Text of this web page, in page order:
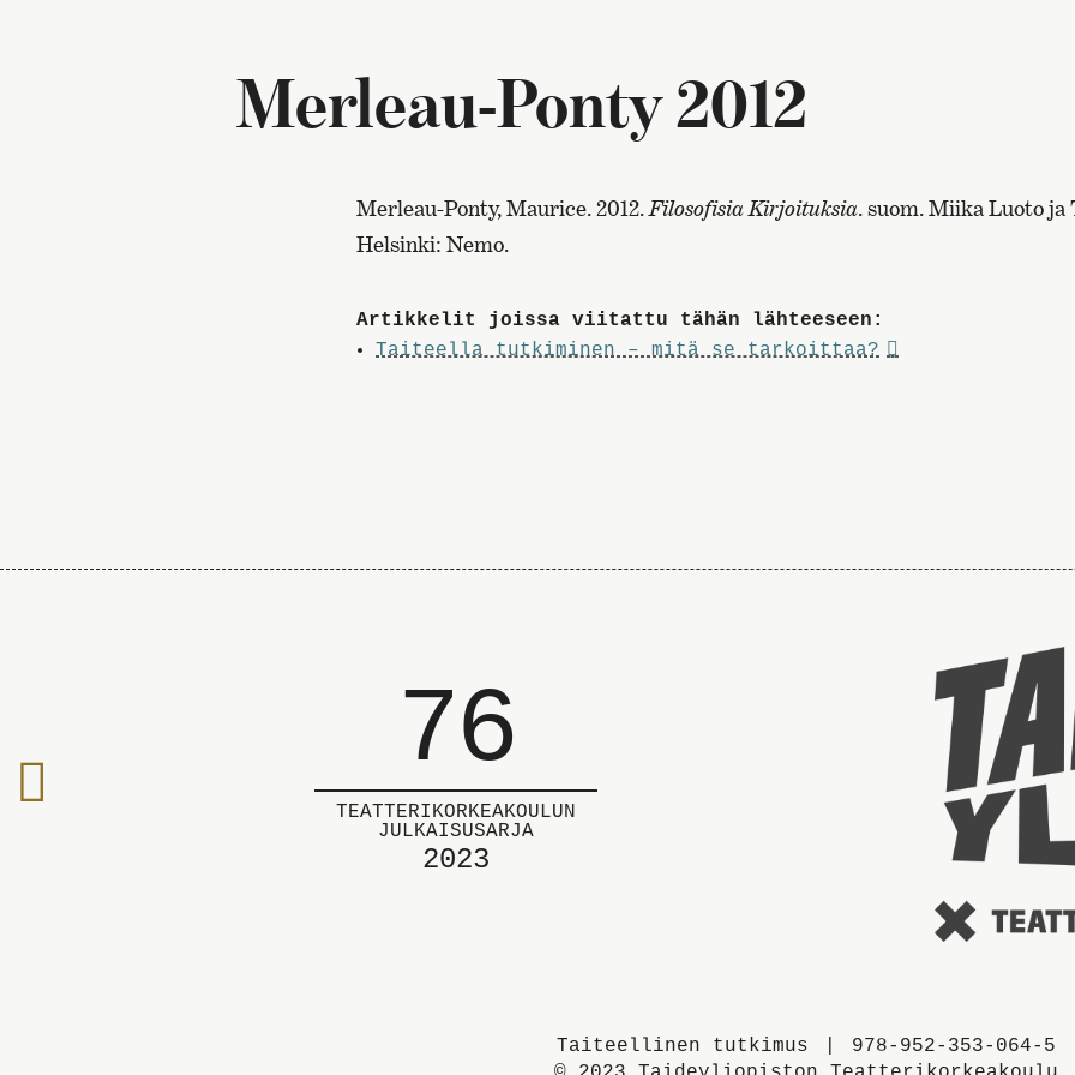
Merleau-Ponty 2012
Merleau-Ponty, Maurice. 2012. Filosofisia Kirjoituksia. suom. Miika Luoto ja
Helsinki: Nemo.
Artikkelit joissa viitattu tähän lähteeseen:
Taiteella tutkiminen – mitä se tarkoittaa?
76
TEATTERIKORKEAKOULUN
JULKAISUSARJA
2023
Taiteellinen tutkimus
978-952-353-064-5